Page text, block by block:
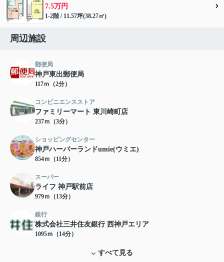
7.5万円
1-2階 / 11.57坪(38.27㎡)
周辺施設
郵便局
神戸東出郵便局
117ｍ（2分）
コンビニエンスストア
ファミリーマート 東川崎町店
237ｍ（3分）
ショッピングセンター
神戸ハーバーランドumie(ウミエ)
854ｍ（11分）
スーパー
ライフ 神戸駅前店
979ｍ（13分）
銀行
株式会社三井住友銀行 西神戸エリア
1095ｍ（14分）
すべて見る